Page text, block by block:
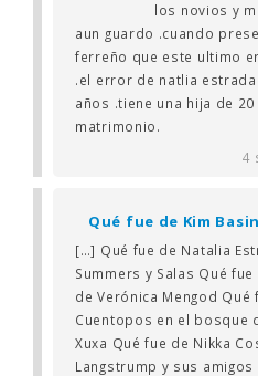
los novios y
aun guardo .cuando
ferreño que este ultimo
.el error de natlia
años .tiene una hija de
matrimonio.
4
Qué fue de Kim
[…] Qué fue de Natalia
Summers y Salas Qué
de Verónica Mengod Qué
Cuentopos en el bosque
Xuxa Qué fue de Nikka
Langstrump y sus amigos